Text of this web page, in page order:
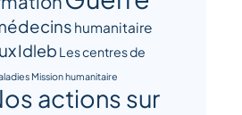
humanitaire
Idleb Les centres de
Mission humanitaire
actions sur